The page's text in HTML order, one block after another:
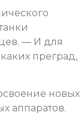
— И для
преград,
новых
аппаратов.